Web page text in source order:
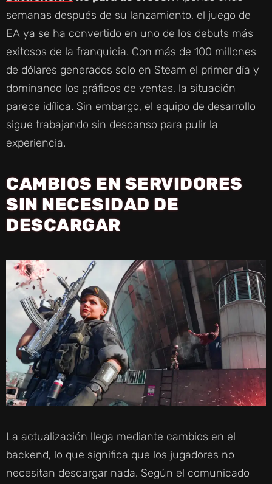
semanas después de su lanzamiento, el juego de
EA ya se ha convertido en uno de los debuts más
exitosos de la franquicia. Con más de 100 millones
de dólares generados solo en Steam el primer día y
dominando los gráficos de ventas, la situación
parece idílica. Sin embargo, el equipo de desarrollo
sigue trabajando sin descanso para pulir la
experiencia.
CAMBIOS EN SERVIDORES
SIN NECESIDAD DE
DESCARGAR
La actualización llega mediante cambios en el
backend, lo que significa que los jugadores no
necesitan descargar nada. Según el comunicado